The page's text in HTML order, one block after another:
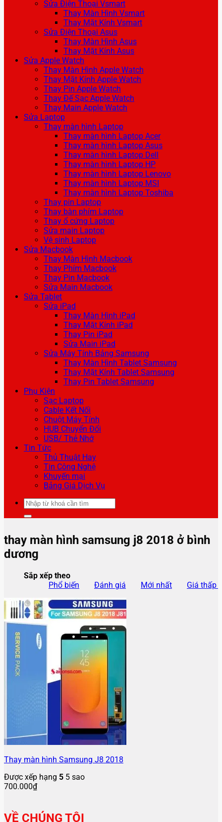
Sửa Điện Thoại Vsmart
Thay Màn Hình Vsmart
Thay Mặt Kính Vsmart
Sửa Điện Thoại Asus
Thay Màn Hình Asus
Thay Mặt Kính Asus
Sửa Apple Watch
Thay Màn Hình Apple Watch
Thay Mặt Kính Apple Watch
Thay Pin Apple Watch
Thay Đế Sạc Apple Watch
Thay Main Apple Watch
Sửa Laptop
Thay màn hình Laptop
Thay màn hình Laptop Acer
Thay màn hình Laptop Asus
Thay màn hình Laptop Dell
Thay màn hình Laptop HP
Thay màn hình Laptop Lenovo
Thay màn hình Laptop MSI
Thay màn hình Laptop Toshiba
Thay pin Laptop
Thay bàn phím Laptop
Thay ổ cứng Laptop
Sửa main Laptop
Vệ sinh Laptop
Sửa Macbook
Thay Màn Hình Macbook
Thay Phím Macbook
Thay Pin Macbook
Sửa Main Macbook
Sửa Tablet
Sửa iPad
Thay Màn Hình iPad
Thay Mặt Kính iPad
Thay Pin iPad
Sửa Main iPad
Sửa Máy Tính Bảng Samsung
Thay Màn Hình Tablet Samsung
Thay Mặt Kính Tablet Samsung
Thay Pin Tablet Samsung
Phụ Kiện
Sạc Laptop
Cable Kết Nối
Chuột Máy Tính
HUB Chuyển Đổi
USB/ Thẻ Nhớ
Tin Tức
Thủ Thuật Hay
Tin Công Nghệ
Khuyến mại
Bảng Giá Dịch Vụ
Tìm
kiếm:
thay màn hình samsung j8 2018 ở bình
dương
Sắp xếp theo
Phổ biến
Đánh giá Mới nhất Giá thấp
Thay màn hình Samsung J8 2018
Được xếp hạng 5 5 sao
700.000₫
VỀ CHÚNG TÔI